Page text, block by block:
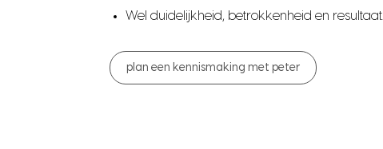
Wel duidelijkheid, betrokkenheid en resultaat.
plan een kennismaking met peter